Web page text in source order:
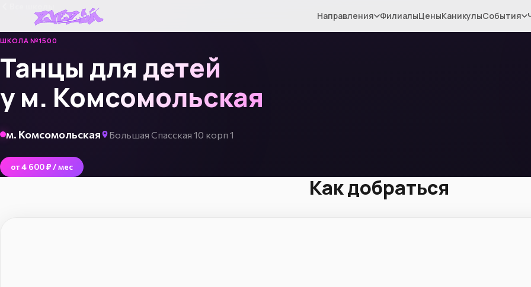
Направления ФилиалыЦеныКаникулыСобытия
ШКОЛА №1500
Танцы для детей
у м. Комсомольская
м. Комсомольская Большая Спасская 10 корп 1
от 4 600 ₽ / мес
Как добраться